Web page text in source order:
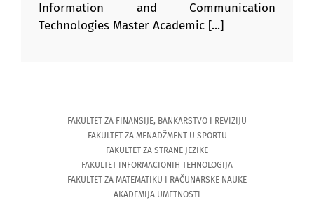
Information and Communication
Technologies Master Academic [...]
FAKULTET ZA FINANSIJE, BANKARSTVO I REVIZIJU
FAKULTET ZA MENADŽMENT U SPORTU
FAKULTET ZA STRANE JEZIKE
FAKULTET INFORMACIONIH TEHNOLOGIJA
FAKULTET ZA MATEMATIKU I RAČUNARSKE NAUKE
AKADEMIJA UMETNOSTI